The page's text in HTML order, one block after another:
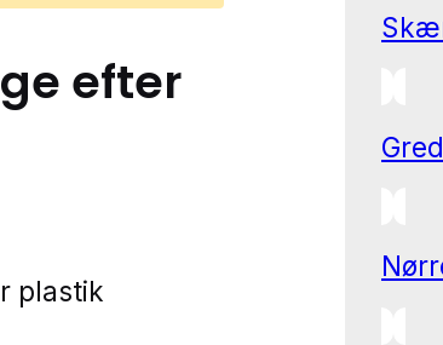
efter
plastik